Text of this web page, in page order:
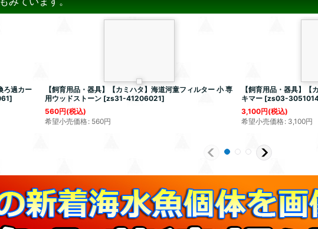
ろ過カー
]
【飼育用品・器具】【カミハタ】海道河童フィルター 小 専
用ウッドストーン [zs31-41206021]
560円(税込)
希望小売価格: 560円
【飼育用品・器具】【
キマー [zs03-
3,100円(税込)
希望小売価格: 3,100円